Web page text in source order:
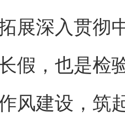
展深入贯彻
假，也是检
风建设，筑